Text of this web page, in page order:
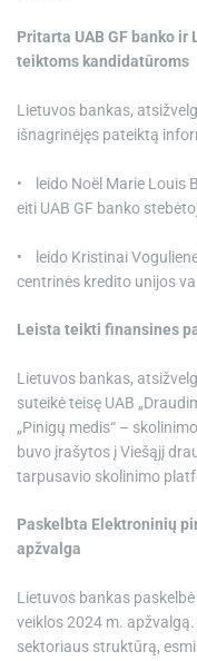
Pritarta UAB GF banko
teiktoms kandidatūroms
Lietuvos bankas,
išnagrinėjęs pateiktą
• leido Noël Marie Louis
eiti UAB GF banko
• leido Kristinai
centrinės kredito unijos
Leista teikti finansines
Lietuvos bankas,
suteikė teisę UAB
„Pinigų medis“ –
buvo įrašytos į Viešąjį
tarpusavio skolinimo
Paskelbta Elektroninių
apžvalga
Lietuvos bankas
veiklos 2024 m.
sektoriaus struktūrą,